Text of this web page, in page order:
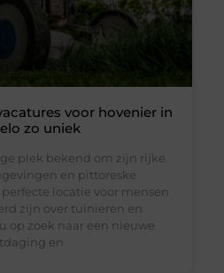
voor hovenier in
zo uniek
plek bekend om zijn rijke
en pittoreske
locatie voor mensen
zijn over tuinieren en
op zoek naar een nieuwe
en